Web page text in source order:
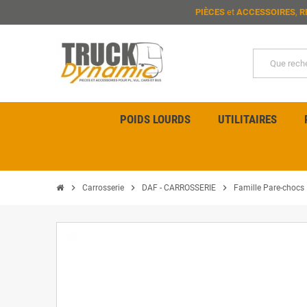
PIÈCESet ACCESSOIRES,
POIDS LOURDS UTILITAIRES
chevron_right Carrosserie chevron_right DAF - CARROSSERIE chevron_right Famille Pare-chocs